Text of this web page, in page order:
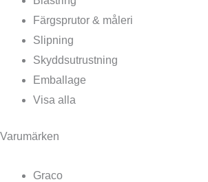
Färgsprutor & måleri
Slipning
Skyddsutrustning
Emballage
Visa alla
Varumärken
Graco